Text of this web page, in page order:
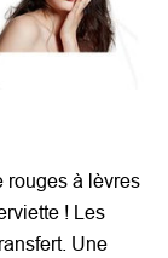
rouges à lèvres
! Les
Une